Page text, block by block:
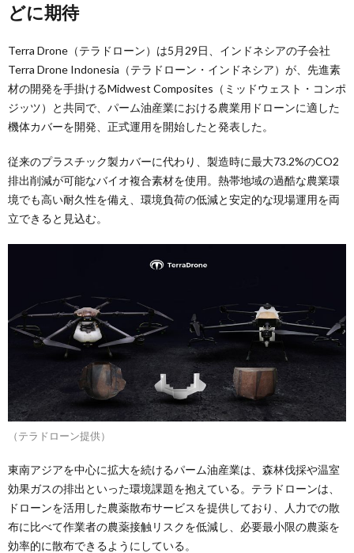
どに期待
Terra Drone（テラドローン）は5月29日、インドネシアの子会社
Terra Drone Indonesia（テラドローン・インドネシア）が、先進素
材の開発を手掛けるMidwest Composites（ミッドウェスト・コンポ
ジッツ）と共同で、パーム油産業における農業用ドローンに適した
機体カバーを開発、正式運用を開始したと発表した。
従来のプラスチック製カバーに代わり、製造時に最大73.2%のCO2
排出削減が可能なバイオ複合素材を使用。熱帯地域の過酷な農業環
境でも高い耐久性を備え、環境負荷の低減と安定的な現場運用を両
立できると見込む。
（テラドローン提供）
東南アジアを中心に拡大を続けるパーム油産業は、森林伐採や温室
効果ガスの排出といった環境課題を抱えている。テラドローンは、
ドローンを活用した農薬散布サービスを提供しており、人力での散
布に比べて作業者の農薬接触リスクを低減し、必要最小限の農薬を
効率的に散布できるようにしている。